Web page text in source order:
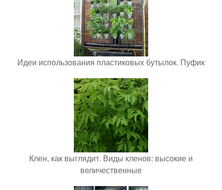
Идеи использования пластиковых бутылок. Пуфик
Клен, как выглядит. Виды кленов: высокие и
величественные